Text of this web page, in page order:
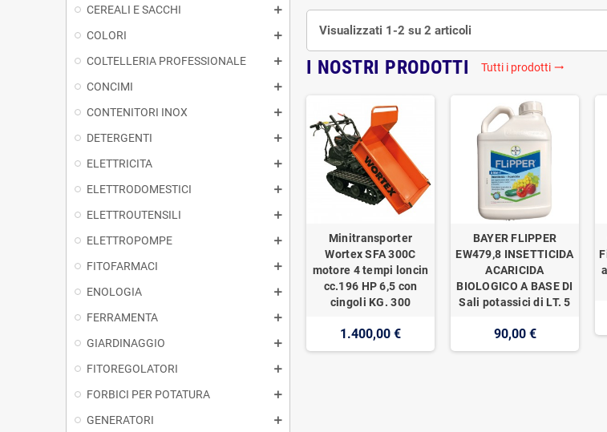
CEREALI E SACCHI
COLORI
COLTELLERIA PROFESSIONALE
CONCIMI
CONTENITORI INOX
DETERGENTI
ELETTRICITA
ELETTRODOMESTICI
ELETTROUTENSILI
ELETTROPOMPE
FITOFARMACI
ENOLOGIA
FERRAMENTA
GIARDINAGGIO
FITOREGOLATORI
FORBICI PER POTATURA
GENERATORI
Visualizzati 1-2 su 2 articoli
I NOSTRI PRODOTTI Tutti i prodotti trending_flat
Minitransporter
Wortex SFA 300C
motore 4 tempi loncin
cc.196 HP 6,5 con
cingoli KG. 300
1.400,00 €
BAYER FLIPPER
EW479,8 INSETTICIDA
ACARICIDA
BIOLOGICO A BASE DI
Sali potassici di LT. 5
90,00 €